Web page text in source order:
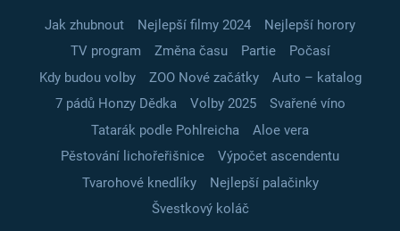
Jak zhubnout Nejlepší filmy 2024
Nejlepší horory
TV program
Změna času Partie
Počasí
Kdy budou volby
ZOO Nové začátky
Auto – katalog
7 pádů Honzy Dědka
Volby 2025
Svařené víno
Tatarák podle Pohlreicha
Aloe vera
Pěstování lichořeřišnice
Výpočet ascendentu
Tvarohové knedlíky
Nejlepší palačinky
Švestkový koláč